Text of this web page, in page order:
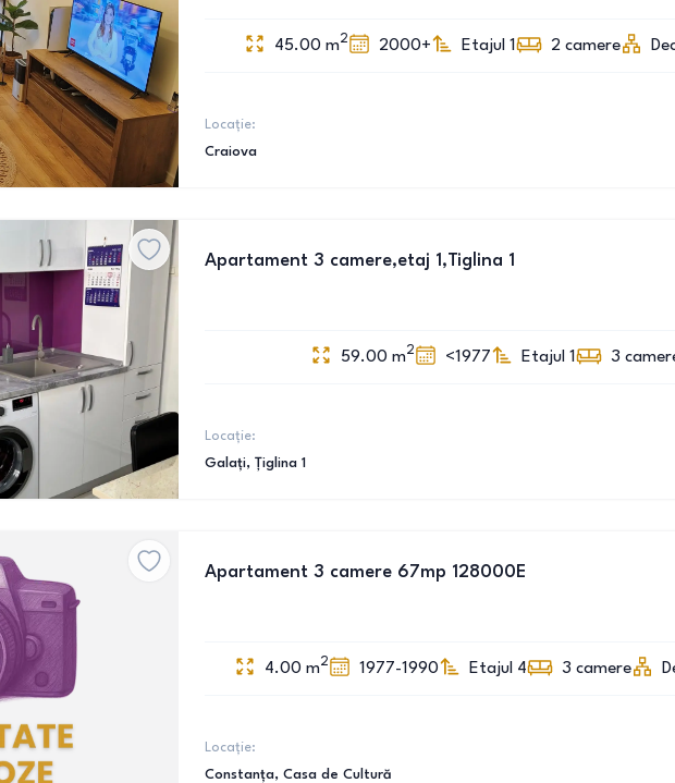
45.00 m2 2000+ Etajul 1 2 camere
Locație:
Craiova
Apartament 3 camere,etaj 1,Tiglina 1
59.00 m2 <1977 Etajul 1 3
Locație:
Galați, Țiglina 1
Apartament 3 camere 67mp 128000E
4.00 m2 1977-1990 Etajul 4 3 camere
Locație:
Constanța, Casa de Cultură